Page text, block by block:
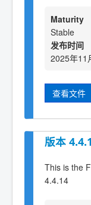
Maturity
Stable
发布时间
2025年11
查看文件
版本
This is the
4.4.14